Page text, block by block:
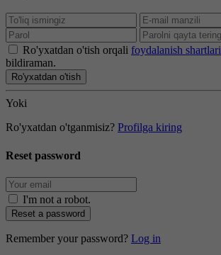
Ro'yxatdan o'tish orqali foydalanish shartlari
bildiraman.
Ro'yxatdan o'tish
Yoki
Ro'yxatdan o'tganmisiz? Profilga kiring
Reset password
I'm not a robot.
Reset a password
Remember your password? Log in